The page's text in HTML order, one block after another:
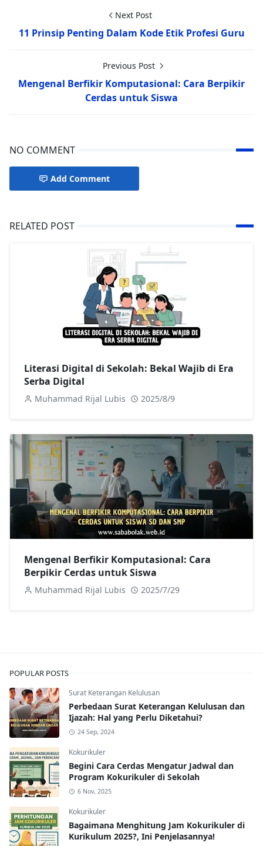
Next Post
11 Prinsip Penting Dalam Kode Etik Profesi Guru
Previous Post
Mengenal Berfikir Komputasional: Cara Berpikir
Cerdas untuk Siswa
NO COMMENT
Add Comment
RELATED POST
Literasi Digital di Sekolah: Bekal Wajib di Era
Serba Digital
Muhammad Rijal Lubis 2025/8/9
Mengenal Berfikir Komputasional: Cara
Berpikir Cerdas untuk Siswa
Muhammad Rijal Lubis 2025/7/29
POPULAR POSTS
Surat Keterangan Kelulusan
Perbedaan Surat Keterangan Kelulusan dan
Ijazah: Hal yang Perlu Diketahui?
24 Sep, 2024
Kokurikuler
Begini Cara Cerdas Mengatur Jadwal dan
Program Kokurikuler di Sekolah
6 Nov, 2025
Kokurikuler
Bagaimana Menghitung Jam Kokurikuler di
Kurikulum 2025?, Ini Penjelasannya!